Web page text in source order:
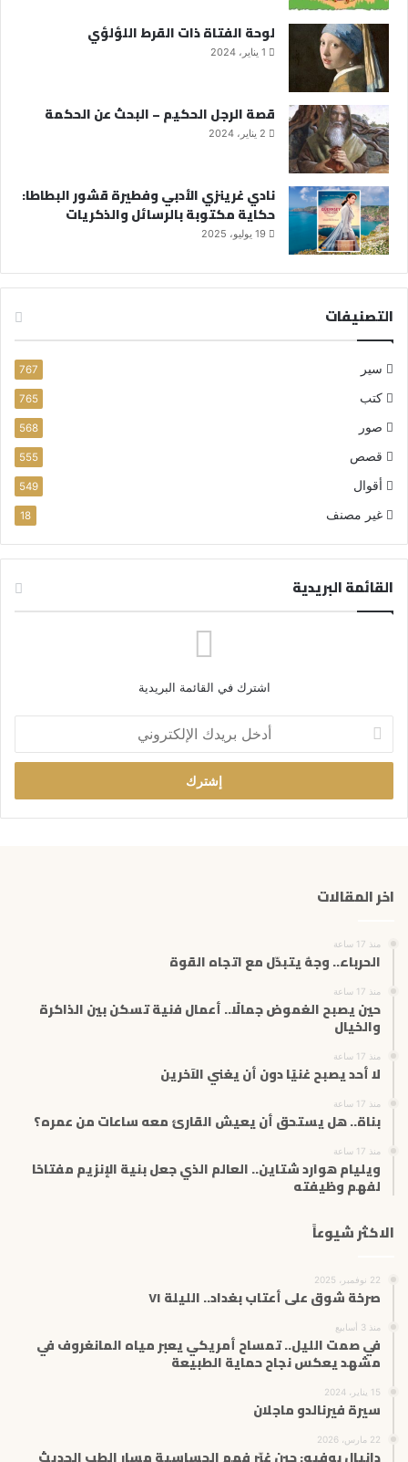
لوحة الفتاة ذات القرط اللؤلؤي
1 يناير، 2024
قصة الرجل الحكيم – البحث عن الحكمة
2 يناير، 2024
نادي غرينزي الأدبي وفطيرة قشور البطاطا:
حكاية مكتوبة بالرسائل والذكريات
19 يوليو، 2025
التصنيفات
سير 767
كتب 765
صور 568
قصص 555
أقوال 549
غير مصنف 18
القائمة البريدية
اشترك في القائمة البريدية
خ
ب
ر
ا
ت
اخر المقالات
منذ 17 ساعة
الحرباء.. وجهٌ يتبدّل مع اتجاه القوة
منذ 17 ساعة
حين يصبح الغموض جمالًا.. أعمال فنية تسكن بين الذاكرة
والخيال
منذ 17 ساعة
لا أحد يصبح غنيًا دون أن يغني الآخرين
منذ 17 ساعة
بناة.. هل يستحق أن يعيش القارئ معه ساعات من عمره؟
منذ 17 ساعة
ويليام هوارد شتاين.. العالم الذي جعل بنية الإنزيم مفتاحًا
لفهم وظيفته
الاكثر شيوعاً
22 نوفمبر، 2025
صرخة شوق على أعتاب بغداد.. الليلة ٧١
منذ 3 أسابيع
في صمت الليل.. تمساح أمريكي يعبر مياه المانغروف في
مشهد يعكس نجاح حماية الطبيعة
15 يناير، 2024
سيرة فيرنالدو ماجلان
22 مارس، 2026
دانيال بوفيه: حين غيّر فهم الحساسية مسار الطب الحديث